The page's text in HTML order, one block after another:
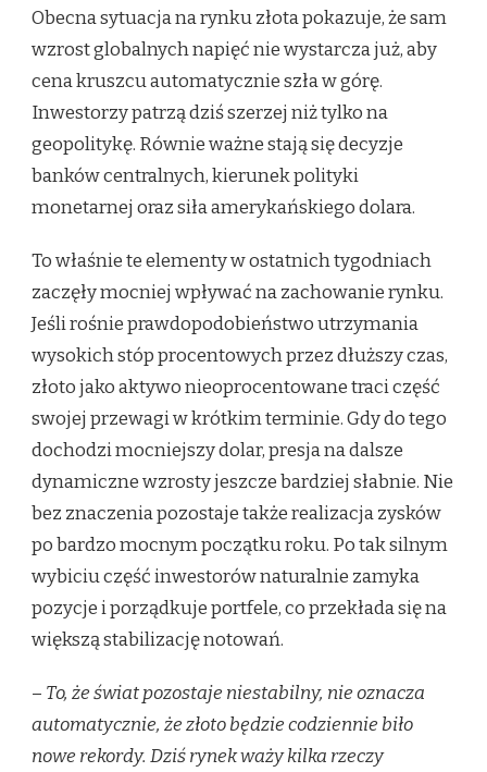
Obecna sytuacja na rynku złota pokazuje, że sam
wzrost globalnych napięć nie wystarcza już, aby
cena kruszcu automatycznie szła w górę.
Inwestorzy patrzą dziś szerzej niż tylko na
geopolitykę. Równie ważne stają się decyzje
banków centralnych, kierunek polityki
monetarnej oraz siła amerykańskiego dolara.
To właśnie te elementy w ostatnich tygodniach
zaczęły mocniej wpływać na zachowanie rynku.
Jeśli rośnie prawdopodobieństwo utrzymania
wysokich stóp procentowych przez dłuższy czas,
złoto jako aktywo nieoprocentowane traci część
swojej przewagi w krótkim terminie. Gdy do tego
dochodzi mocniejszy dolar, presja na dalsze
dynamiczne wzrosty jeszcze bardziej słabnie. Nie
bez znaczenia pozostaje także realizacja zysków
po bardzo mocnym początku roku. Po tak silnym
wybiciu część inwestorów naturalnie zamyka
pozycje i porządkuje portfele, co przekłada się na
większą stabilizację notowań.
– To, że świat pozostaje niestabilny, nie oznacza
automatycznie, że złoto będzie codziennie biło
nowe rekordy. Dziś rynek waży kilka rzeczy